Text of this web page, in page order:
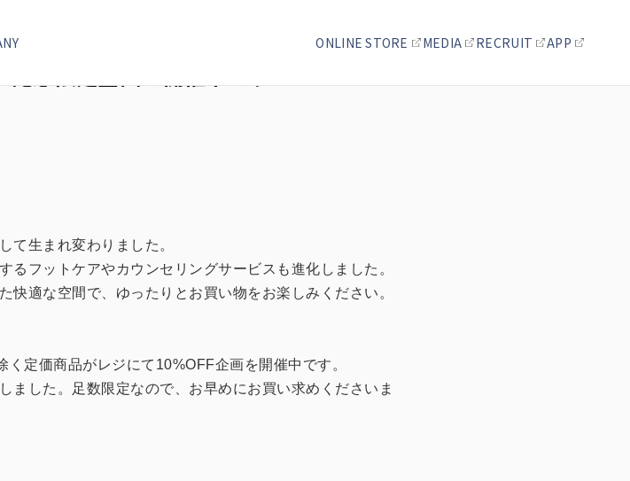
ONLINE STORE MEDIA RECRUIT APP
て生まれ変わりました。
フットケアやカウンセリングサービスも進化しました。
適な空間で、ゆったりとお買い物をお楽しみください。
定価商品がレジにて10%OFF企画を開催中です。
ました。足数限定なので、お早めにお買い求めくださいま